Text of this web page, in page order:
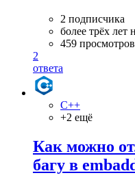
2 подписчика
более трёх лет
459 просмотров
2
ответа
C++
+2 ещё
Как можно
багу в